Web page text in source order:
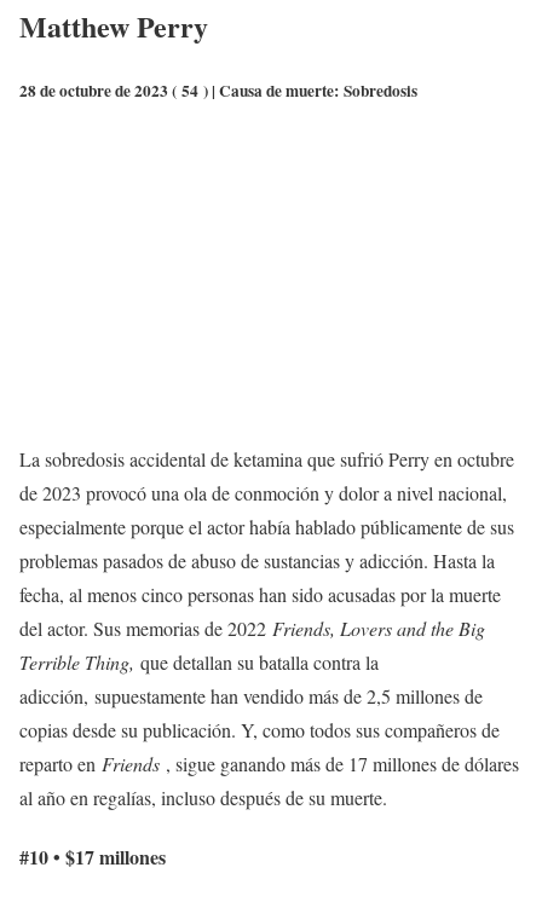
Matthew Perry
28 de octubre de 2023 ( 54 ) | Causa de muerte: Sobredosis
La sobredosis accidental de ketamina que sufrió Perry en octubre
de 2023 provocó una ola de conmoción y dolor a nivel nacional,
especialmente porque el actor había hablado públicamente de sus
problemas pasados ​​de abuso de sustancias y adicción. Hasta la
fecha, al menos cinco personas han sido acusadas por la muerte
del actor. Sus memorias de 2022 Friends, Lovers and the Big
Terrible Thing, que detallan su batalla contra la
adicción, supuestamente han vendido más de 2,5 millones de
copias desde su publicación. Y, como todos sus compañeros de
reparto en Friends , sigue ganando más de 17 millones de dólares
al año en regalías, incluso después de su muerte.
#10 • $17 millones